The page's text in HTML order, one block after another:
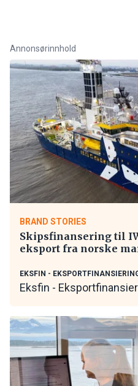
Annonsørinnhold
BRAND STORIES
Skipsfinansering til
eksport fra norske
EKSFIN -
Eksfin -